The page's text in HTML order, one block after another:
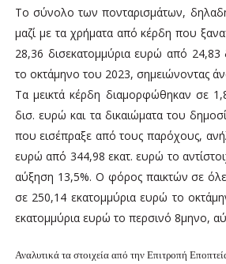
Το σύνολο των πονταρισμάτων,
μαζί με τα χρήματα από κέρδη που
28,36 δισεκατομμύρια ευρώ από 24,83
το οκτάμηνο του 2023, σημειώνοντας
Τα μεικτά κέρδη διαμορφώθηκαν σε
δισ. ευρώ και τα δικαιώματα του
που εισέπραξε από τους παρόχους,
ευρώ από 344,98 εκατ. ευρώ το
αύξηση 13,5%. Ο φόρος παικτών σε όλες
σε 250,14 εκατομμύρια ευρώ το
εκατομμύρια ευρώ το περσινό 8μηνο,
Αναλυτικά τα στοιχεία από την Επιτροπή